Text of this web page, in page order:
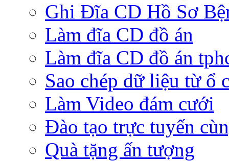
Ghi Đĩa CD Hồ Sơ
Làm đĩa CD đồ án
Làm đĩa CD đồ án
Sao chép dữ liệu từ ổ
Làm Video đám cưới
Đào tạo trực tuyến
Quà tặng ấn tượng